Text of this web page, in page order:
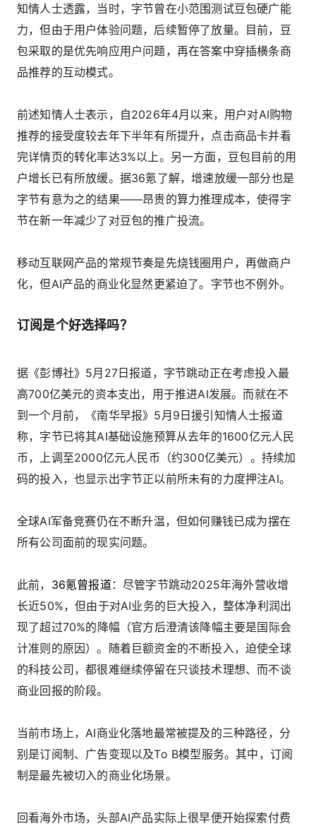
知情人士透露，当时，字节曾在小范围测试豆包硬广能
力，但由于用户体验问题，后续暂停了放量。目前，豆
包采取的是优先响应用户问题，再在答案中穿插横条商
品推荐的互动模式。
前述知情人士表示，自2026年4月以来，用户对AI购物
推荐的接受度较去年下半年有所提升，点击商品卡并看
完详情页的转化率达3%以上。另一方面，豆包目前的用
户增长已有所放缓。据36氪了解，增速放缓一部分也是
字节有意为之的结果——昂贵的算力推理成本，使得字
节在新一年减少了对豆包的推广投流。
移动互联网产品的常规节奏是先烧钱圈用户，再做商户
化，但AI产品的商业化显然更紧迫了。字节也不例外。
订阅是个好选择吗？
据《彭博社》5月27日报道，字节跳动正在考虑投入最
高700亿美元的资本支出，用于推进AI发展。而就在不
到一个月前，《南华早报》5月9日援引知情人士报道
称，字节已将其AI基础设施预算从去年的1600亿元人民
币，上调至2000亿元人民币（约300亿美元）。持续加
码的投入，也显示出字节正以前所未有的力度押注AI。
全球AI军备竞赛仍在不断升温，但如何赚钱已成为摆在
所有公司面前的现实问题。
此前， 36氪曾报道：尽管字节跳动2025年海外营收增
长近50%，但由于对AI业务的巨大投入，整体净利润出
现了超过70%的降幅（官方后澄清该降幅主要是国际会
计准则的原因）。随着巨额资金的不断投入，迫使全球
的科技公司，都很难继续停留在只谈技术理想、而不谈
商业回报的阶段。
当前市场上，AI商业化落地最常被提及的三种路径，分
别是订阅制、广告变现以及To B模型服务。其中，订阅
制是最先被切入的商业化场景。
回看海外市场，头部AI产品实际上很早便开始探索付费